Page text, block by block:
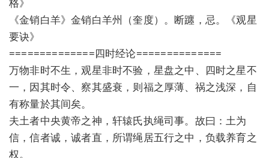
《金销白羊》金销白羊州（奎度）。断躔，忌。《观星
要诀》
==============四时经论==============
万物非时不生，观星非时不验，星盘之中、四时之星不
一，因其时令、察其盛衰，则福之厚薄、祸之浅深，自
有称量於其间矣。
夫土者中央黄帝之神，轩辕氏执绳司事。故曰：土为
信，信者诚，诚者直，所谓绳居五行之中，负载养育之
权。